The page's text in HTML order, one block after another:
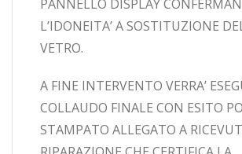
PANNELLO DISPLAY
L’IDONEITA’ A SOSTITUZIONE
VETRO.
A FINE INTERVENTO VERRA’
COLLAUDO FINALE CON ESITO
STAMPATO ALLEGATO A